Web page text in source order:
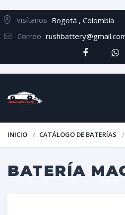
Visítanos Bogotá , Colombia
Correo
INICIO CATÁLOGO DE BATERÍAS
BATERÍA